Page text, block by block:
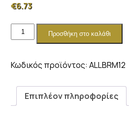
€6.73
ΡΥΘΜΙΣΤΗΣ
ALL
ποσότητα
Προσθήκη στο καλάθι
Κωδικός προϊόντος: ALLBRM12
Επιπλέον πληροφορίες